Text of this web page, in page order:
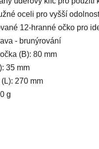
oceli pro vyšší
12-hranné očko pro
- brunýrování
(B): 80 mm
35 mm
270 mm
g